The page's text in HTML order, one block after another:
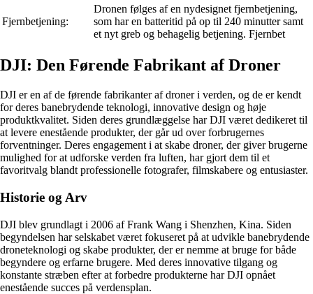
Fjernbetjening:
Dronen følges af en nydesignet fjernbetjening,
som har en batteritid på op til 240 minutter samt
et nyt greb og behagelig betjening. Fjernbet
DJI: Den Førende Fabrikant af Droner
DJI er en af de førende fabrikanter af droner i verden, og de er kendt
for deres banebrydende teknologi, innovative design og høje
produktkvalitet. Siden deres grundlæggelse har DJI været dedikeret til
at levere enestående produkter, der går ud over forbrugernes
forventninger. Deres engagement i at skabe droner, der giver brugerne
mulighed for at udforske verden fra luften, har gjort dem til et
favoritvalg blandt professionelle fotografer, filmskabere og entusiaster.
Historie og Arv
DJI blev grundlagt i 2006 af Frank Wang i Shenzhen, Kina. Siden
begyndelsen har selskabet været fokuseret på at udvikle banebrydende
droneteknologi og skabe produkter, der er nemme at bruge for både
begyndere og erfarne brugere. Med deres innovative tilgang og
konstante stræben efter at forbedre produkterne har DJI opnået
enestående succes på verdensplan.